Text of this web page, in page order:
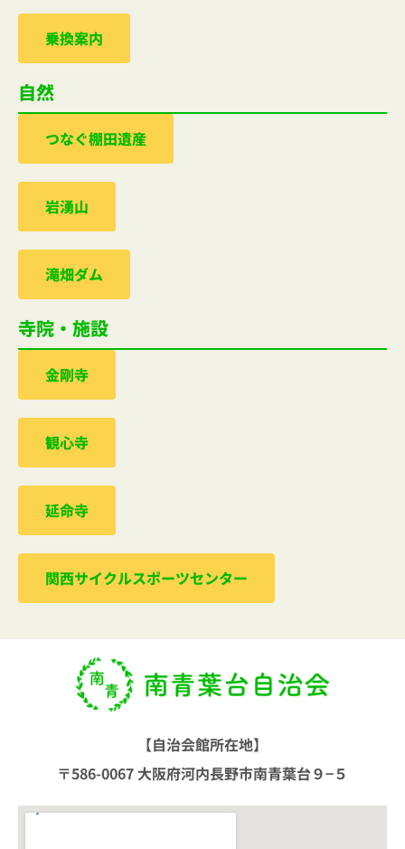
乗換案内
自然
つなぐ棚田遺産
岩湧山
滝畑ダム
寺院・施設
金剛寺
観心寺
延命寺
関西サイクルスポーツセンター
【自治会館所在地】
〒586-0067 大阪府河内長野市南青葉台９−５